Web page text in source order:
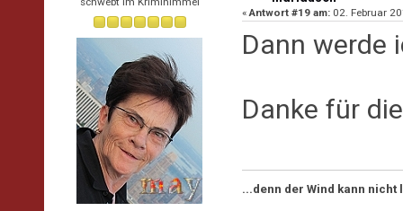
«Antwort #19 am: 02. Februar
Dann werde
Danke für
...denn der Wind kann nicht